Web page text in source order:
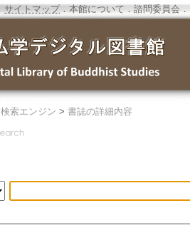
サイトマップ．本館について ． 諮問委員会 ．
検索エンジン > 書誌の詳細内容